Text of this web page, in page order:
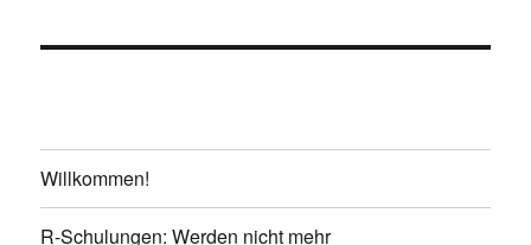
Willkommen!
R-Schulungen: Werden nicht mehr